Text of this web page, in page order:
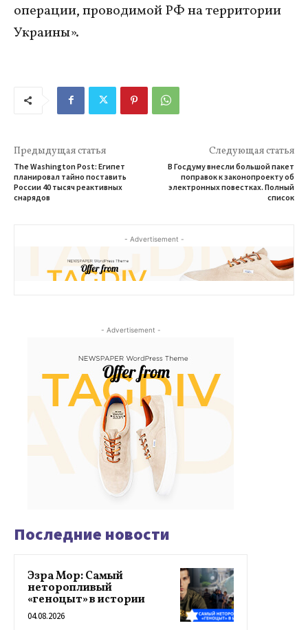
операции, проводимой РФ на территории
Украины».
Предыдущая статья
The Washington Post: Египет
планировал тайно поставить
России 40 тысяч реактивных
снарядов
Следующая статья
В Госдуму внесли большой пакет
поправок к законопроекту об
электронных повестках. Полный
список
- Advertisement -
- Advertisement -
Последние новости
Эзра Мор: Самый
неторопливый
«геноцыт» в истории
04.08.2026